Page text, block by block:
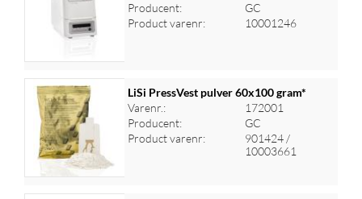
Log ind for at se priser
Producent:
GC
Product varenr:
10001246
Log ind for at se priser
LiSi PressVest pulver 60x100 gram*
Varenr.:
172001
Producent:
GC
Product varenr:
901424 /
10003661